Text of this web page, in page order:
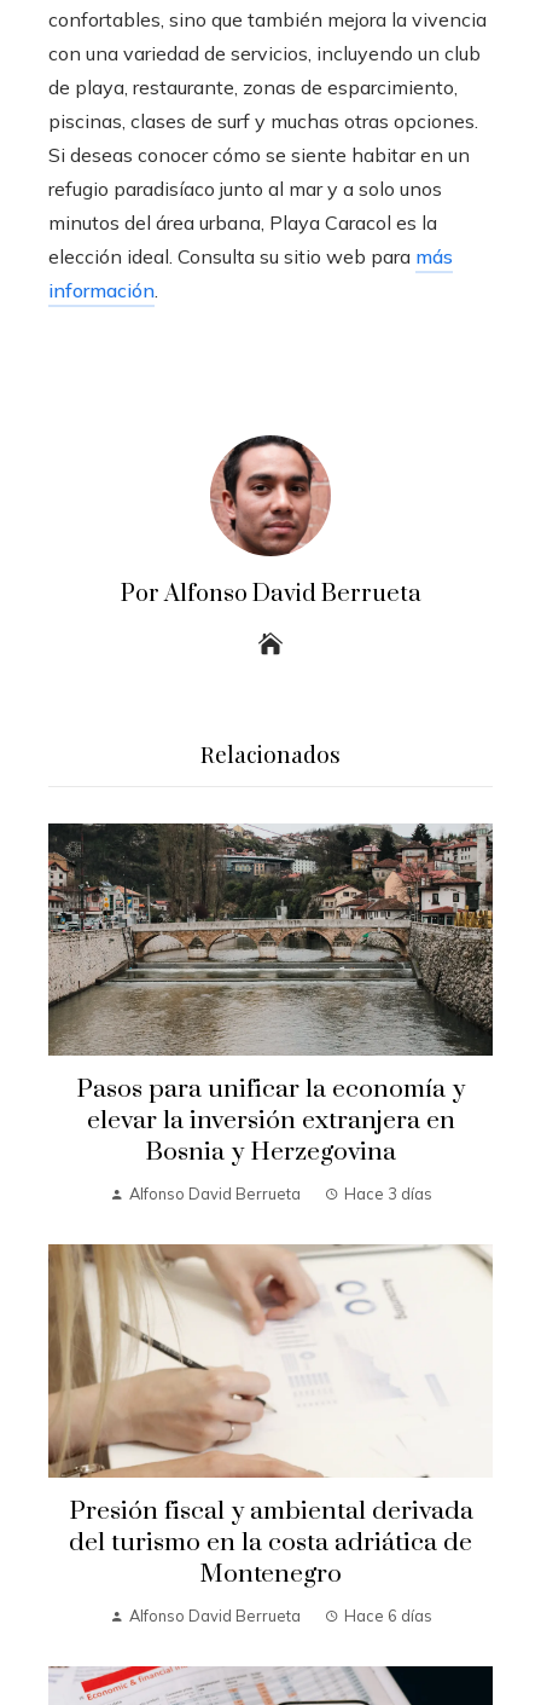
confortables, sino que también mejora la vivencia
con una variedad de servicios, incluyendo un club
de playa, restaurante, zonas de esparcimiento,
piscinas, clases de surf y muchas otras opciones.
Si deseas conocer cómo se siente habitar en un
refugio paradisíaco junto al mar y a solo unos
minutos del área urbana, Playa Caracol es la
elección ideal. Consulta su sitio web para más
información.
Por Alfonso David Berrueta
Relacionados
Pasos para unificar la economía y
elevar la inversión extranjera en
Bosnia y Herzegovina
Alfonso David Berrueta Hace 3 días
Presión fiscal y ambiental derivada
del turismo en la costa adriática de
Montenegro
Alfonso David Berrueta Hace 6 días